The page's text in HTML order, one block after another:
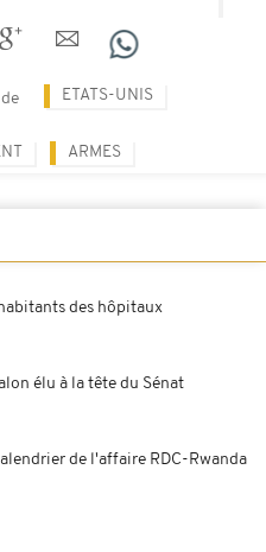
ETATS-UNIS
ARMES
des hôpitaux
élu à la tête du Sénat
de l'affaire RDC-Rwanda